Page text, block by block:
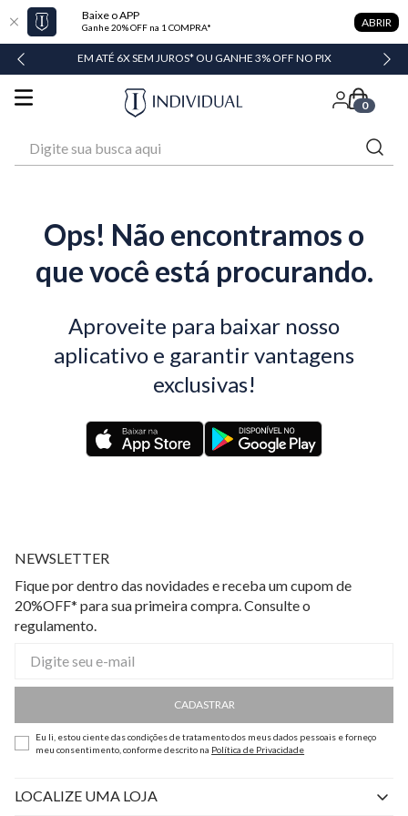
Baixe o APP
Ganhe 20% OFF na 1 COMPRA* ABRIR
EM ATÉ 6X SEM JUROS* OU GANHE 3% OFF NO PIX
0
Ops! Não encontramos o
que você está procurando.
Aproveite para baixar nosso
aplicativo e garantir vantagens
exclusivas!
NEWSLETTER
Fique por dentro das novidades e receba um cupom de
20%OFF* para sua primeira compra. Consulte o
regulamento.
CADASTRAR
Eu li, estou ciente das condições de tratamento dos meus dados pessoais e forneço
meu consentimento, conforme descrito na Política de Privacidade
LOCALIZE UMA LOJA